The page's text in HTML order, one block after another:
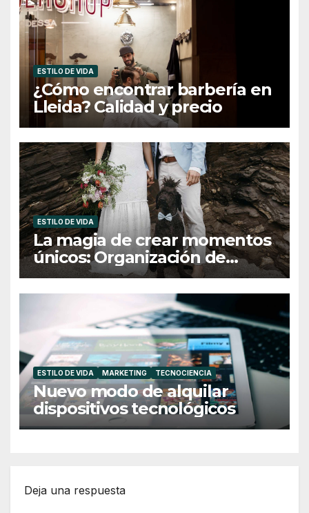
ESTILO DE VIDA
¿Cómo encontrar barbería en
Lleida? Calidad y precio
ESTILO DE VIDA
La magia de crear momentos
únicos: Organización de
eventos en Barcelona y
Girona
ESTILO DE VIDA MARKETING TECNOCIENCIA
Nuevo modo de alquilar
dispositivos tecnológicos
Deja una respuesta